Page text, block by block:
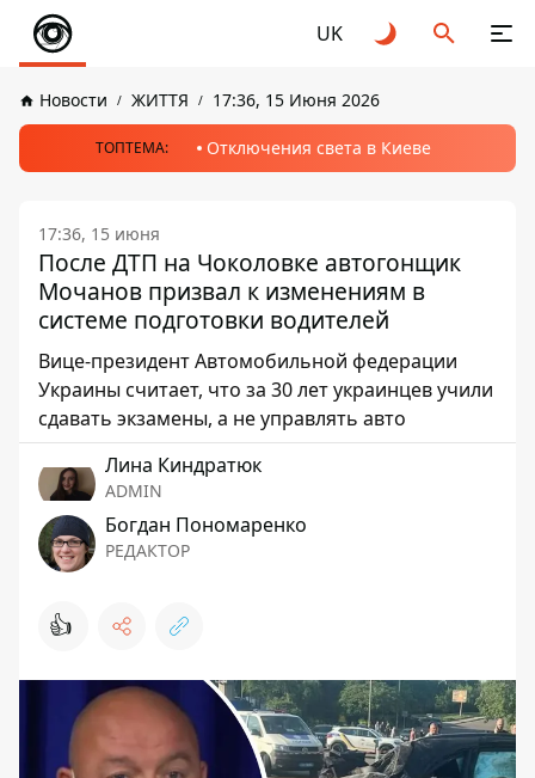
UK
Новости ЖИТТЯ 17:36, 15 Июня 2026
ТОПТЕМА: Отключения света в Киеве
17:36, 15 июня
После ДТП на Чоколовке автогонщик
Мочанов призвал к изменениям в
системе подготовки водителей
Вице-президент Автомобильной федерации
Украины считает, что за 30 лет украинцев учили
сдавать экзамены, а не управлять авто
Лина Киндратюк
ADMIN
Богдан Пономаренко
РЕДАКТОР
👍